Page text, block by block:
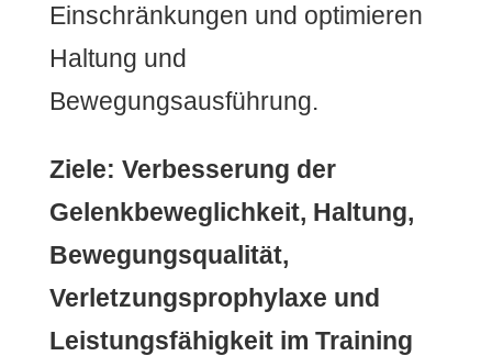
Einschränkungen und optimieren
Haltung und
Bewegungsausführung.
Ziele: Verbesserung der
Gelenkbeweglichkeit, Haltung,
Bewegungsqualität,
Verletzungsprophylaxe und
Leistungsfähigkeit im Training